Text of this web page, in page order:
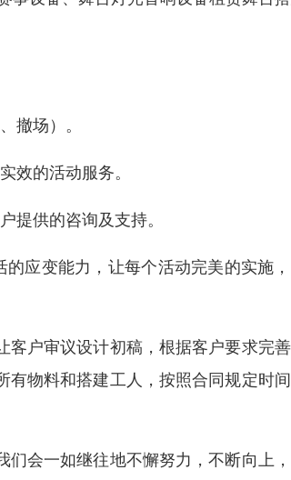
撤场）。
效的活动服务。
提供的咨询及支持。
应变能力，让每个活动完美的实施
客户审议设计初稿，根据客户要求完
物料和搭建工人，按照合同规定时
会一如继往地不懈努力，不断向上